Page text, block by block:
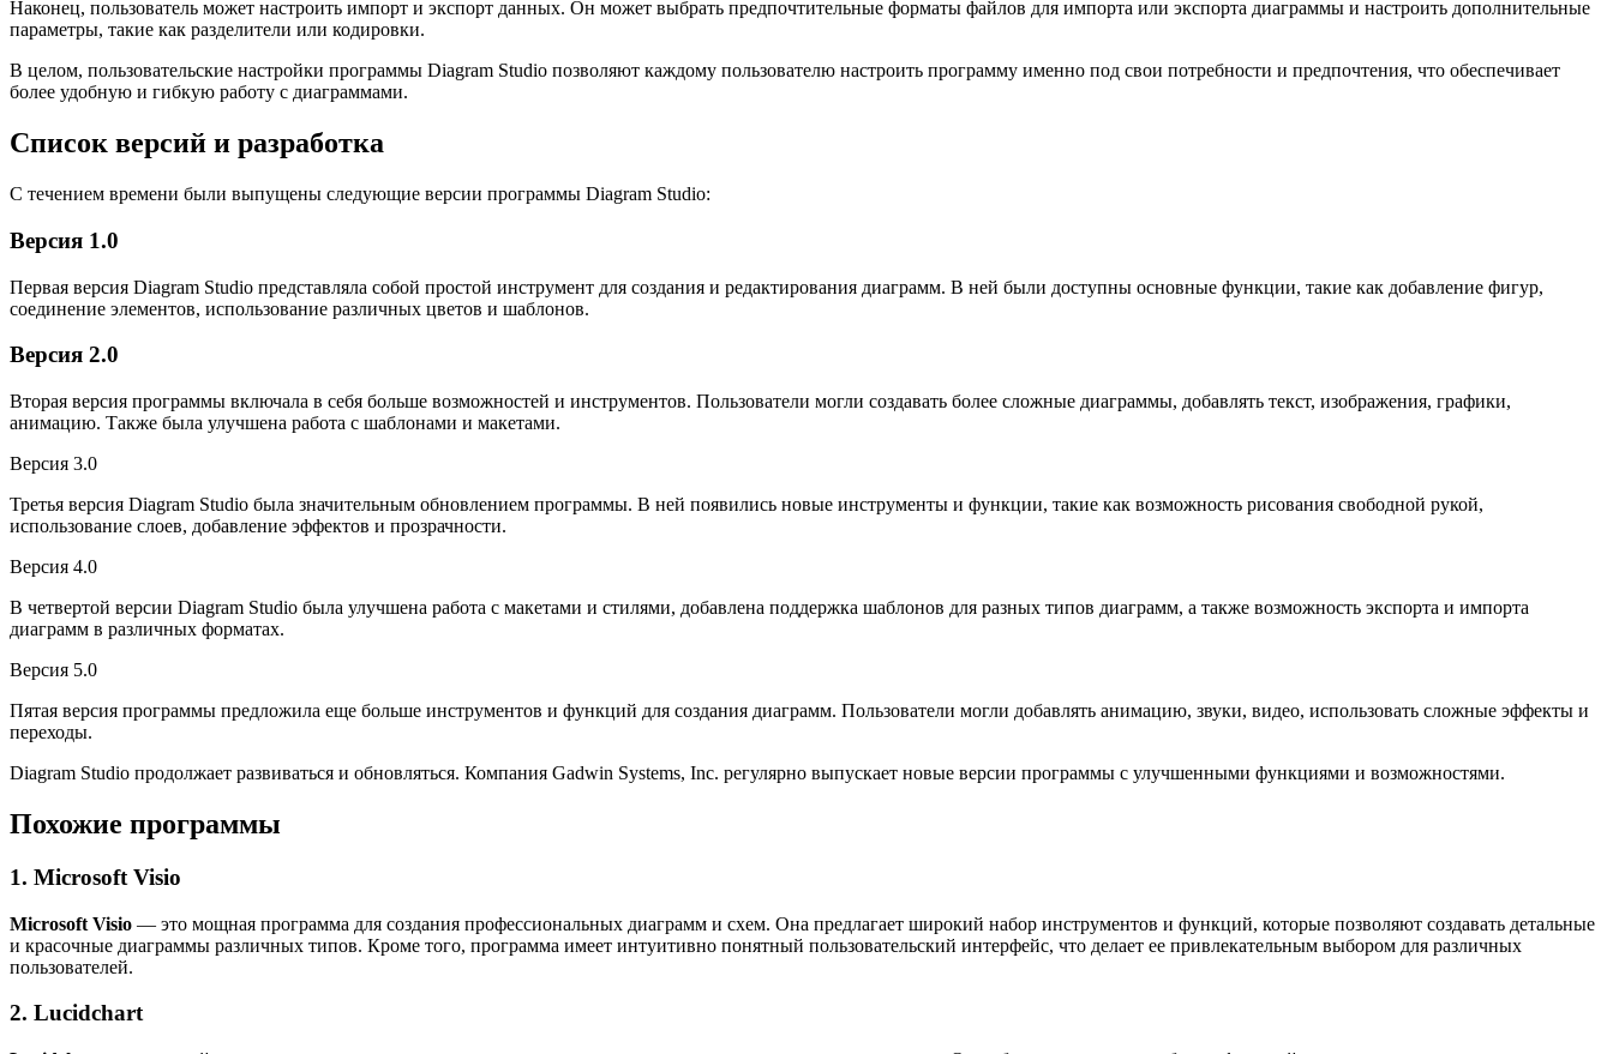
Наконец, пользователь может настроить импорт и экспорт данных. Он может выбрать предпочтительные форматы файлов для импорта или экспорта диаграммы и настроить дополнительные
параметры, такие как разделители или кодировки.
В целом, пользовательские настройки программы Diagram Studio позволяют каждому пользователю настроить программу именно под свои потребности и предпочтения, что обеспечивает
более удобную и гибкую работу с диаграммами.
Список версий и разработка
С течением времени были выпущены следующие версии программы Diagram Studio:
Версия 1.0
Первая версия Diagram Studio представляла собой простой инструмент для создания и редактирования диаграмм. В ней были доступны основные функции, такие как добавление фигур,
соединение элементов, использование различных цветов и шаблонов.
Версия 2.0
Вторая версия программы включала в себя больше возможностей и инструментов. Пользователи могли создавать более сложные диаграммы, добавлять текст, изображения, графики,
анимацию. Также была улучшена работа с шаблонами и макетами.
Версия 3.0
Третья версия Diagram Studio была значительным обновлением программы. В ней появились новые инструменты и функции, такие как возможность рисования свободной рукой,
использование слоев, добавление эффектов и прозрачности.
Версия 4.0
В четвертой версии Diagram Studio была улучшена работа с макетами и стилями, добавлена поддержка шаблонов для разных типов диаграмм, а также возможность экспорта и импорта
диаграмм в различных форматах.
Версия 5.0
Пятая версия программы предложила еще больше инструментов и функций для создания диаграмм. Пользователи могли добавлять анимацию, звуки, видео, использовать сложные эффекты и
переходы.
Diagram Studio продолжает развиваться и обновляться. Компания Gadwin Systems, Inc. регулярно выпускает новые версии программы с улучшенными функциями и возможностями.
Похожие программы
1. Microsoft Visio
Microsoft Visio — это мощная программа для создания профессиональных диаграмм и схем. Она предлагает широкий набор инструментов и функций, которые позволяют создавать детальные
и красочные диаграммы различных типов. Кроме того, программа имеет интуитивно понятный пользовательский интерфейс, что делает ее привлекательным выбором для различных
пользователей.
2. Lucidchart